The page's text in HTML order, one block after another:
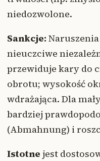
niedozwolone.
Sankcje:
nieuczciwe
przewiduje kary do
obrotu; wysokość
wdrażająca. Dla
bardziej
(Abmahnung) i
Istotne jest